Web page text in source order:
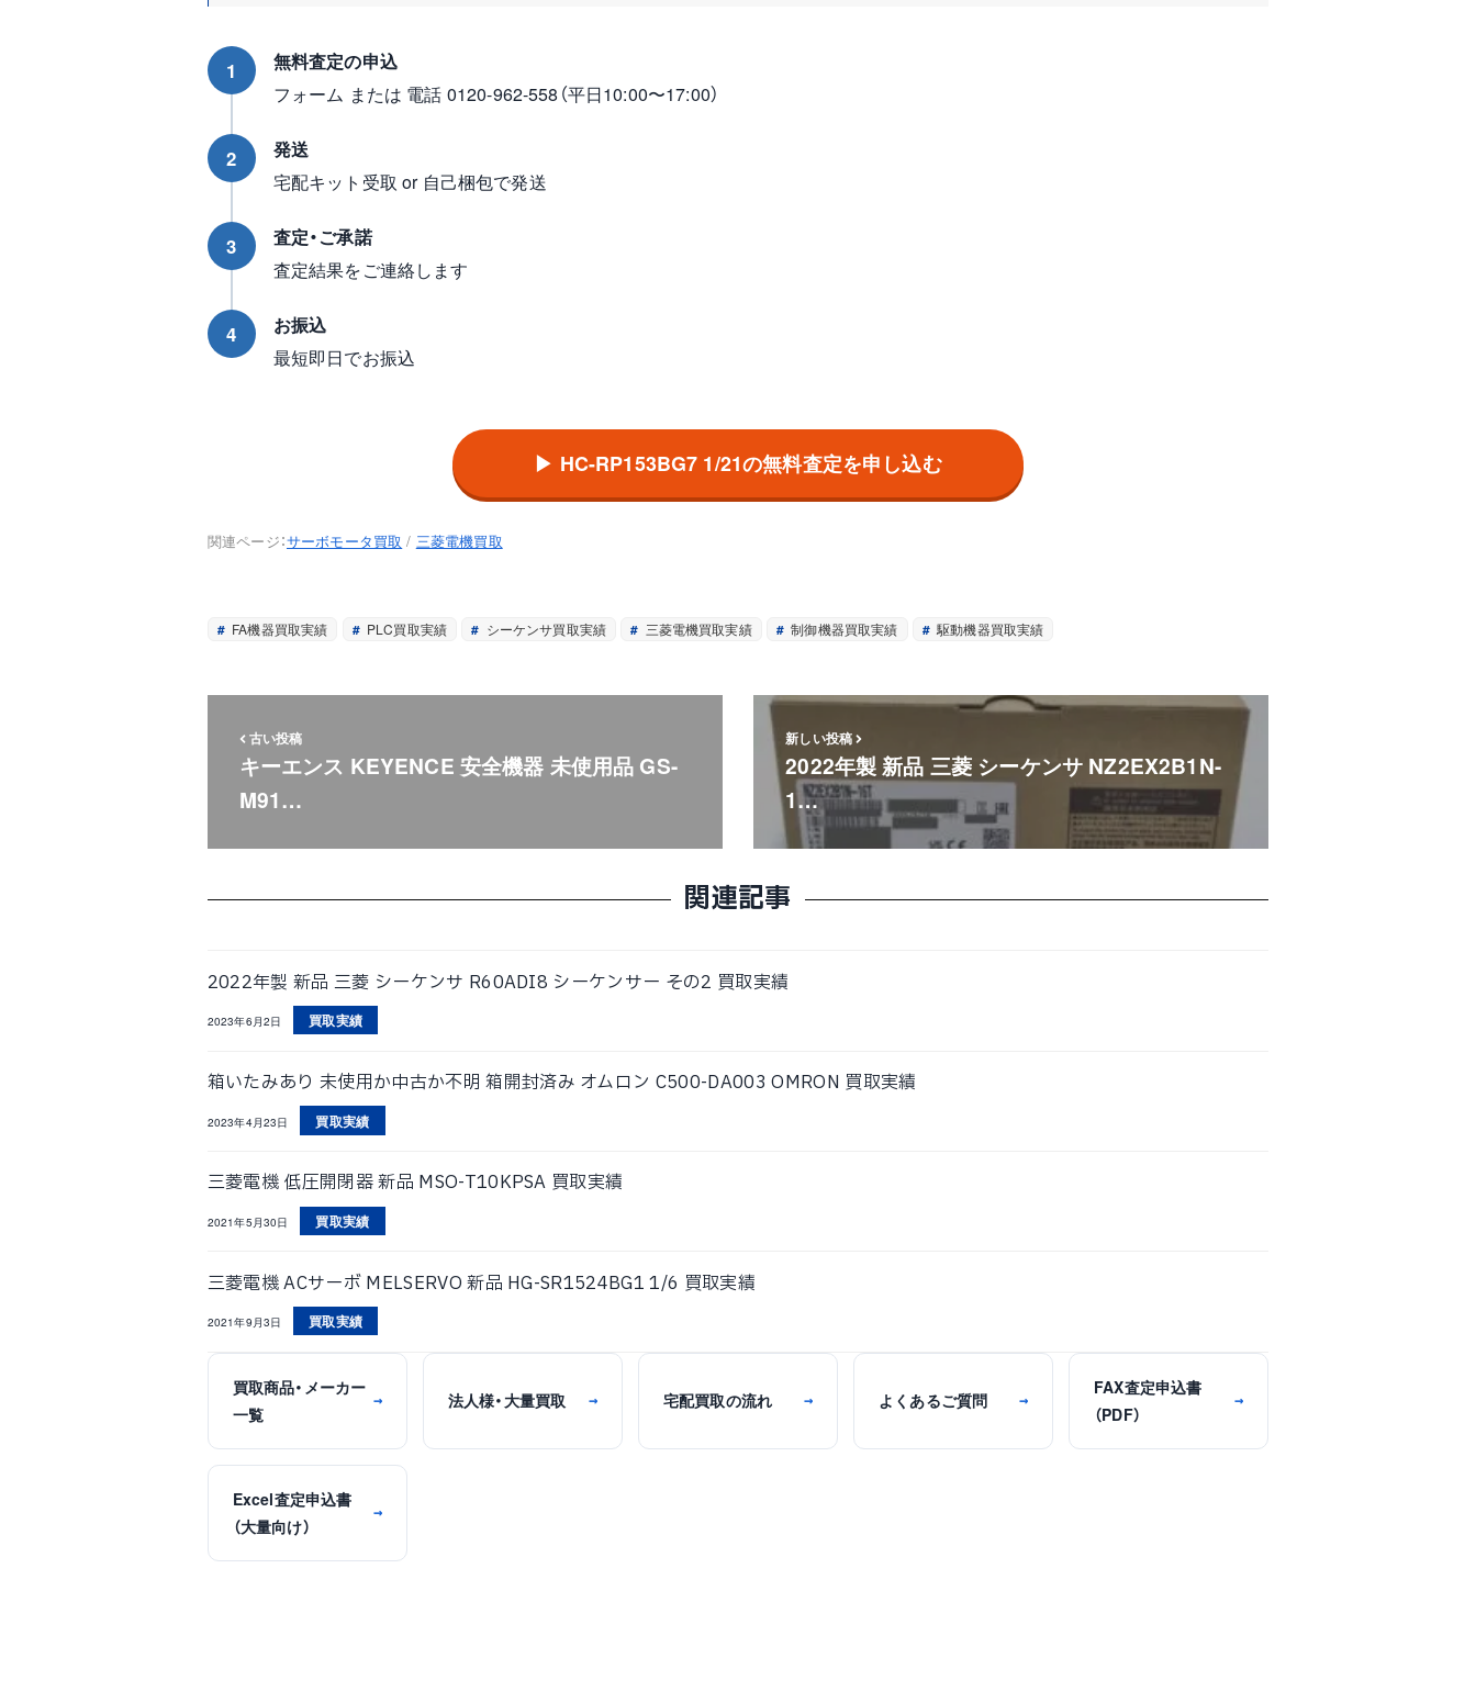
1
無料査定の申込
フォーム または 電話 0120-962-558（平日10:00〜17:00）
2
発送
宅配キット受取 or 自己梱包で発送
3
査定・ご承諾
査定結果をご連絡します
4
お振込
最短即日でお振込
▶ HC-RP153BG7 1/21の無料査定を申し込む
関連ページ：サーボモータ買取 / 三菱電機買取
FA機器買取実績 PLC買取実績 シーケンサ買取実績 三菱電機買取実績 制御機器買取実績 駆動機器買取実績
古い投稿
キーエンス KEYENCE 安全機器 未使用品 GS-
M91…
新しい投稿
2022年製 新品 三菱 シーケンサ NZ2EX2B1N-
1…
関連記事
2022年製 新品 三菱 シーケンサ R60ADI8 シーケンサー その2 買取実績
2023年6月2日 買取実績
箱いたみあり 未使用か中古か不明 箱開封済み オムロン C500-DA003 OMRON 買取実績
2023年4月23日 買取実績
三菱電機 低圧開閉器 新品 MSO-T10KPSA 買取実績
2021年5月30日 買取実績
三菱電機 ACサーボ MELSERVO 新品 HG-SR1524BG1 1/6 買取実績
2021年9月3日 買取実績
買取商品・メーカー
一覧
→ 法人様・大量買取 → 宅配買取の流れ → よくあるご質問 →
FAX査定申込書
（PDF）
→
Excel査定申込書
（大量向け）
→